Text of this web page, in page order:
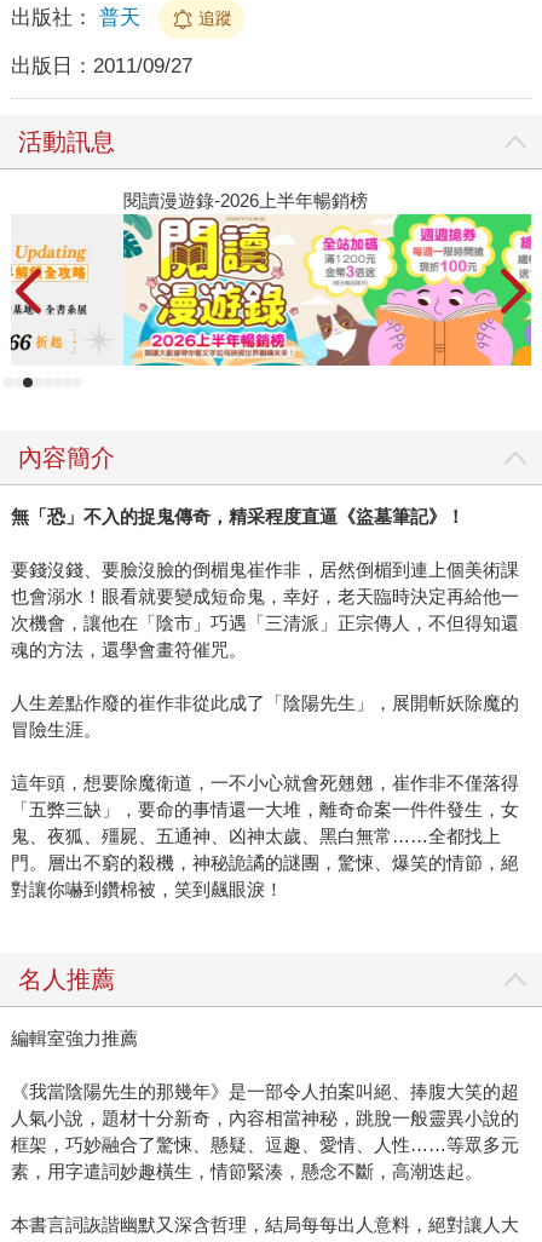
出版社： 普天 追蹤
出版日： 2011/09/27
活動訊息
閱讀漫遊錄-2026上半年暢銷榜
內容簡介
無「恐」不入的捉鬼傳奇，精采程度直逼《盜墓筆記》！
要錢沒錢、要臉沒臉的倒楣鬼崔作非，居然倒楣到連上個美術課
也會溺水！眼看就要變成短命鬼，幸好，老天臨時決定再給他一
次機會，讓他在「陰市」巧遇「三清派」正宗傳人，不但得知還
魂的方法，還學會畫符催咒。
人生差點作廢的崔作非從此成了「陰陽先生」，展開斬妖除魔的
冒險生涯。
這年頭，想要除魔衛道，一不小心就會死翹翹，崔作非不僅落得
「五弊三缺」，要命的事情還一大堆，離奇命案一件件發生，女
鬼、夜狐、殭屍、五通神、凶神太歲、黑白無常……全都找上
門。層出不窮的殺機，神秘詭譎的謎團，驚悚、爆笑的情節，絕
對讓你嚇到鑽棉被，笑到飆眼淚！
名人推薦
編輯室強力推薦
《我當陰陽先生的那幾年》是一部令人拍案叫絕、捧腹大笑的超
人氣小說，題材十分新奇，內容相當神秘，跳脫一般靈異小說的
框架，巧妙融合了驚悚、懸疑、逗趣、愛情、人性……等眾多元
素，用字遣詞妙趣橫生，情節緊湊，懸念不斷，高潮迭起。
本書言詞詼諧幽默又深含哲理，結局每每出人意料，絕對讓人大